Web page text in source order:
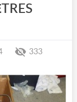
333